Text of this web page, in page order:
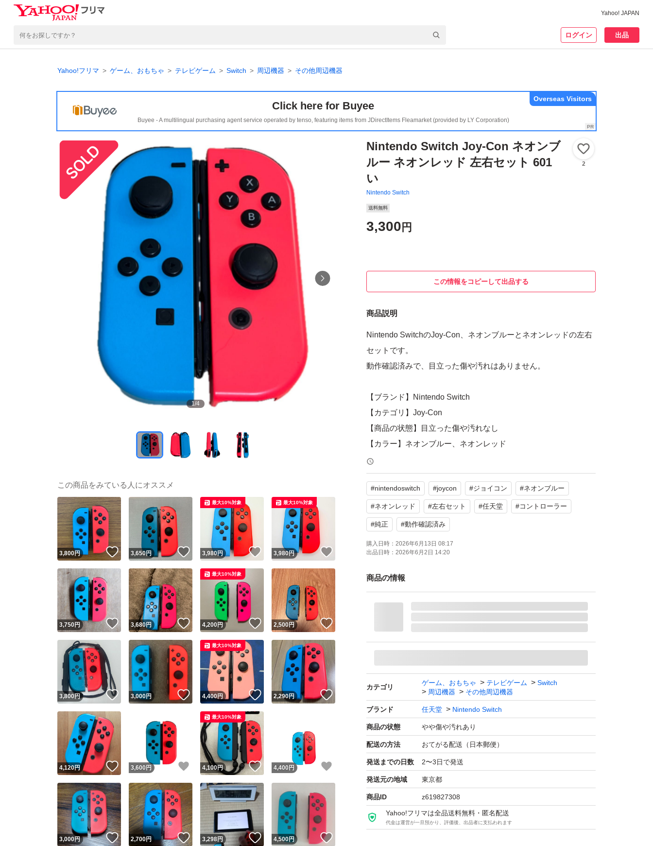
Yahoo! JAPAN
ログイン 出品
Yahoo!フリマ ゲーム、おもちゃ テレビゲーム Switch 周辺機器 その他周辺機器
Click here for Buyee
Buyee - A multilingual purchasing agent service operated by tenso, featuring items from JDirectItems Fleamarket (provided by LY Corporation)
Overseas Visitors
1/4
Nintendo Switch Joy-Con ネオンブ
ルー ネオンレッド 左右セット 601
い
Nintendo Switch
2
送料無料
3,300 円
この情報をコピーして出品する
商品説明
Nintendo SwitchのJoy-Con、ネオンブルーとネオンレッドの左右
セットです。
動作確認済みで、目立った傷や汚れはありません。
【ブランド】Nintendo Switch
【カテゴリ】Joy-Con
【商品の状態】目立った傷や汚れなし
【カラー】ネオンブルー、ネオンレッド
よろしくお願いいたします。
#nintendoswitch #joycon #ジョイコン #ネオンブルー
#ネオンレッド #左右セット #任天堂 #コントローラー
#純正 #動作確認済み
購入日時： 2026年6月13日 08:17
出品日時： 2026年6月2日 14:20
商品の情報
カテゴリ
ゲーム、おもちゃ テレビゲーム
Switch
周辺機器
その他周辺機器
ブランド 任天堂 Nintendo Switch
商品の状態 やや傷や汚れあり
配送の方法 おてがる配送（日本郵便）
発送までの日数 2〜3日で発送
発送元の地域 東京都
商品ID z619827308
Yahoo!フリマは全品送料無料・匿名配送
代金は運営が一旦預かり、評価後、出品者に支払われます
この商品をみている人にオススメ
3,800円 いいね！
3,650円 いいね！
3,980円 いいね！
最大10%対象
3,980円
最大10%対象
3,750円 いいね！
3,680円 いいね！
4,200円 いいね！
最大10%対象
2,500円 いいね！
3,800円 いいね！
3,000円 いいね！
4,400円 いいね！
最大10%対象
2,290円 いいね！
4,120円 いいね！
3,600 円 いいね！
4,100円 いいね！
最大10%対象
4,400 円
3,000円 いいね！
2,700円 いいね！
3,298円 いいね！
4,500円